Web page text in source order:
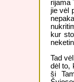
rijama
jie vėl
kur
Tad
dėl to,
ši